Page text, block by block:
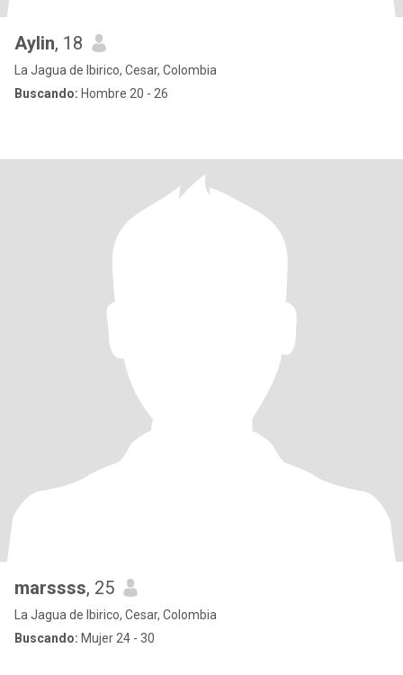
Aylin, 18
La Jagua de Ibirico, Cesar, Colombia
Buscando: Hombre 20 - 26
marssss, 25
La Jagua de Ibirico, Cesar, Colombia
Buscando: Mujer 24 - 30